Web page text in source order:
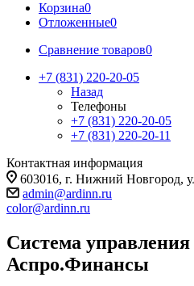
Корзина0
Отложенные0
Сравнение товаров0
+7 (831) 220-20-05
Назад
Телефоны
+7 (831) 220-20-05
+7 (831) 220-20-11
Контактная информация
603016, г. Нижний Новгород,
admin@ardinn.ru
color@ardinn.ru
Система
Аспро.Финансы